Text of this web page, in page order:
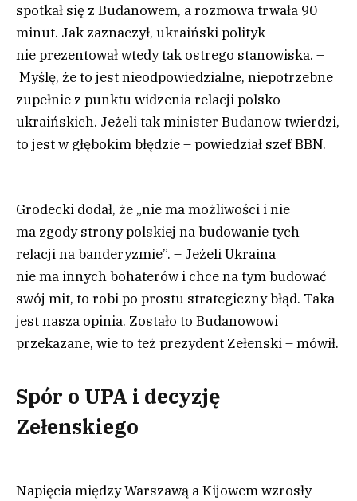
spotkał się z Budanowem, a rozmowa trwała 90
minut. Jak zaznaczył, ukraiński polityk
nie prezentował wtedy tak ostrego stanowiska. –
Myślę, że to jest nieodpowiedzialne, niepotrzebne
zupełnie z punktu widzenia relacji polsko-
ukraińskich. Jeżeli tak minister Budanow twierdzi,
to jest w głębokim błędzie – powiedział szef BBN.
Grodecki dodał, że „nie ma możliwości i nie
ma zgody strony polskiej na budowanie tych
relacji na banderyzmie”. – Jeżeli Ukraina
nie ma innych bohaterów i chce na tym budować
swój mit, to robi po prostu strategiczny błąd. Taka
jest nasza opinia. Zostało to Budanowowi
przekazane, wie to też prezydent Zełenski – mówił.
Spór o UPA i decyzję
Zełenskiego
Napięcia między Warszawą a Kijowem wzrosły